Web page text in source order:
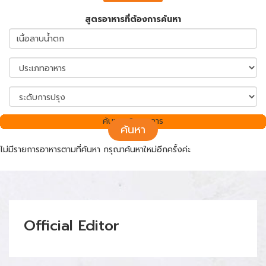
สูตรอาหารที่ต้องการค้นหา
ค้นหา
ไม่มีรายการอาหารตามที่ค้นหา กรุณาค้นหาใหม่อีกครั้งค่ะ
ค้นพบ 0 รายการ
Official Editor